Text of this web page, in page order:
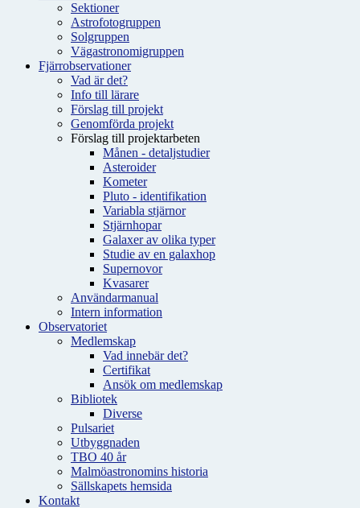
Sektioner
Astrofotogruppen
Solgruppen
Vägastronomigruppen
Fjärrobservationer
Vad är det?
Info till lärare
Förslag till projekt
Genomförda projekt
Förslag till projektarbeten
Månen - detaljstudier
Asteroider
Kometer
Pluto - identifikation
Variabla stjärnor
Stjärnhopar
Galaxer av olika typer
Studie av en galaxhop
Supernovor
Kvasarer
Användarmanual
Intern information
Observatoriet
Medlemskap
Vad innebär det?
Certifikat
Ansök om medlemskap
Bibliotek
Diverse
Pulsariet
Utbyggnaden
TBO 40 år
Malmöastronomins historia
Sällskapets hemsida
Kontakt